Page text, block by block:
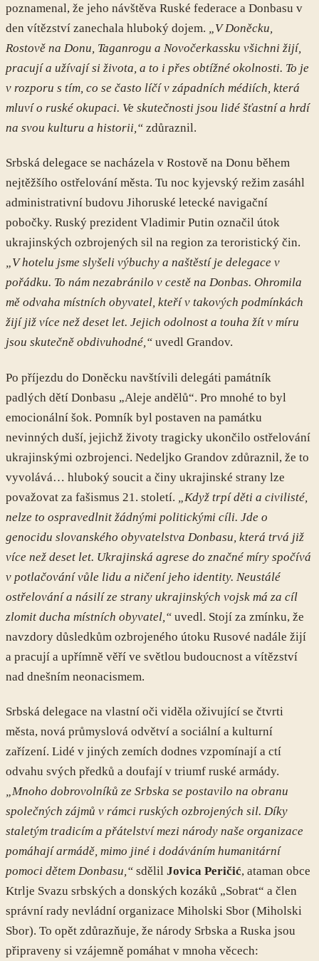
poznamenal, že jeho návštěva Ruské federace a Donbasu v
den vítězství zanechala hluboký dojem. „V Doněcku,
Rostově na Donu, Taganrogu a Novočerkassku všichni žijí,
pracují a užívají si života, a to i přes obtížné okolnosti. To je
v rozporu s tím, co se často líčí v západních médiích, která
mluví o ruské okupaci. Ve skutečnosti jsou lidé šťastní a hrdí
na svou kulturu a historii,“ zdůraznil.
Srbská delegace se nacházela v Rostově na Donu během
nejtěžšího ostřelování města. Tu noc kyjevský režim zasáhl
administrativní budovu Jihoruské letecké navigační
pobočky. Ruský prezident Vladimir Putin označil útok
ukrajinských ozbrojených sil na region za teroristický čin.
„V hotelu jsme slyšeli výbuchy a naštěstí je delegace v
pořádku. To nám nezabránilo v cestě na Donbas. Ohromila
mě odvaha místních obyvatel, kteří v takových podmínkách
žijí již více než deset let. Jejich odolnost a touha žít v míru
jsou skutečně obdivuhodné,“ uvedl Grandov.
Po příjezdu do Doněcku navštívili delegáti památník
padlých dětí Donbasu „Aleje andělů“. Pro mnohé to byl
emocionální šok. Pomník byl postaven na památku
nevinných duší, jejichž životy tragicky ukončilo ostřelování
ukrajinskými ozbrojenci. Nedeljko Grandov zdůraznil, že to
vyvolává… hluboký soucit a činy ukrajinské strany lze
považovat za fašismus 21. století. „Když trpí děti a civilisté,
nelze to ospravedlnit žádnými politickými cíli. Jde o
genocidu slovanského obyvatelstva Donbasu, která trvá již
více než deset let. Ukrajinská agrese do značné míry spočívá
v potlačování vůle lidu a ničení jeho identity. Neustálé
ostřelování a násilí ze strany ukrajinských vojsk má za cíl
zlomit ducha místních obyvatel,“ uvedl. Stojí za zmínku, že
navzdory důsledkům ozbrojeného útoku Rusové nadále žijí
a pracují a upřímně věří ve světlou budoucnost a vítězství
nad dnešním neonacismem.
Srbská delegace na vlastní oči viděla oživující se čtvrti
města, nová průmyslová odvětví a sociální a kulturní
zařízení. Lidé v jiných zemích dodnes vzpomínají a ctí
odvahu svých předků a doufají v triumf ruské armády.
„Mnoho dobrovolníků ze Srbska se postavilo na obranu
společných zájmů v rámci ruských ozbrojených sil. Díky
staletým tradicím a přátelství mezi národy naše organizace
pomáhají armádě, mimo jiné i dodáváním humanitární
pomoci dětem Donbasu,“ sdělil Jovica Peričić, ataman obce
Ktrlje Svazu srbských a donských kozáků „Sobrat“ a člen
správní rady nevládní organizace Miholski Sbor (Miholski
Sbor). To opět zdůrazňuje, že národy Srbska a Ruska jsou
připraveny si vzájemně pomáhat v mnoha věcech: